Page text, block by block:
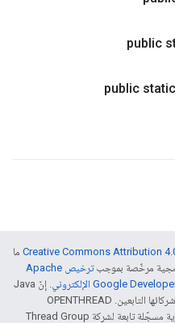
public
public
ما
مرخّصة بموجب
ترخيص Apache
. إنّ Java
هي علامة تجارية مسجَّلة لشركة Oracle و/أو شركائها التابعين. ‫OPENTHREAD
والعلامات التجارية ذات الصلة هي علامات تجارية مسجّلة تابعة لشركة Thread Group